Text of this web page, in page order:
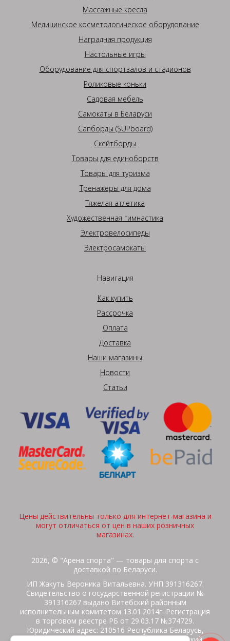
Массажные кресла
Медицинское косметологическое оборудование
Наградная продукция
Настольные игры
Оборудование для спортзалов и стадионов
Роликовые коньки
Садовая мебель
Самокаты в Беларуси
Сапборды (SUPboard)
Скейтборды
Товары для единоборств
Товары для туризма
Тренажеры для дома
Тяжелая атлетика
Художественная гимнастика
Электровелосипеды
Электросамокаты
Навигация
Как купить
Рассрочка
Оплата
Доставка
Наши магазины
Новости
Статьи
Цены действительны только для интернет-магазина и
могут отличаться от цен в наших розничных
магазинах.
2026, © "Арена спорта" — товары для спорта с
доставкой по Беларуси.
ИП Жакуть Вероника Витальевна. УНП 391316267.
Свидетельство о государственной регистрации №
391316267 выдано Витебский районным
исполнительным комитетом 13.01.2014г. Регистрация
в торговом реестре РБ от 29.03.17 №374729.
Юридический адрес: 210516 Республика Беларусь,